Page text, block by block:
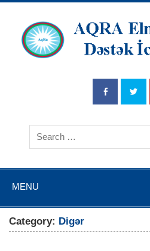
MENU
Category: Digər